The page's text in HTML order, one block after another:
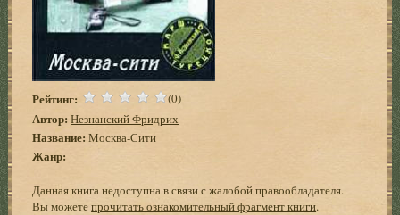
Рейтинг: (0)
Автор: Незнанский Фридрих
Название: Москва-Сити
Жанр:
Данная книга недоступна в связи с жалобой правообладателя.
Вы можетепрочитать ознакомительный фрагмент книги.